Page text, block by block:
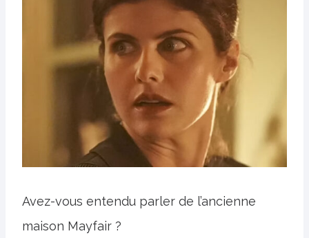
Avez-vous entendu parler de l’ancienne
maison Mayfair ?